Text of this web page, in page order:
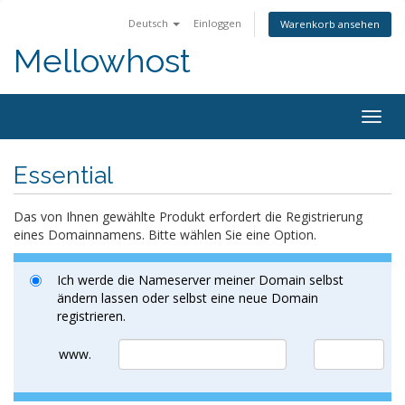
Deutsch Einloggen Warenkorb ansehen
Mellowhost
Essential
Das von Ihnen gewählte Produkt erfordert die Registrierung
eines Domainnamens. Bitte wählen Sie eine Option.
Ich werde die Nameserver meiner Domain selbst
ändern lassen oder selbst eine neue Domain
registrieren.
www.